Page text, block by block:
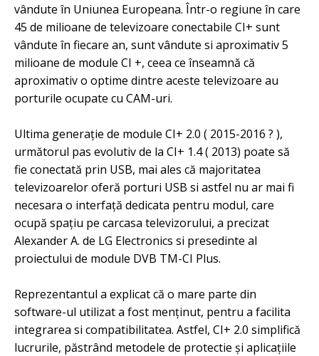
vândute în Uniunea Europeana. Într-o regiune în care
45 de milioane de televizoare conectabile CI+ sunt
vândute în fiecare an, sunt vândute si aproximativ 5
milioane de module CI +, ceea ce înseamnă că
aproximativ o optime dintre aceste televizoare au
porturile ocupate cu CAM-uri.
Ultima generație de module CI+ 2.0 ( 2015-2016 ? ),
următorul pas evolutiv de la CI+ 1.4 ( 2013) poate să
fie conectată prin USB, mai ales că majoritatea
televizoarelor oferă porturi USB si astfel nu ar mai fi
necesara o interfață dedicata pentru modul, care
ocupă spațiu pe carcasa televizorului, a precizat
Alexander A. de LG Electronics si presedinte al
proiectului de module DVB TM-CI Plus.
Reprezentantul a explicat că o mare parte din
software-ul utilizat a fost menținut, pentru a facilita
integrarea si compatibilitatea. Astfel, CI+ 2.0 simplifică
lucrurile, păstrând metodele de protectie și aplicațiile